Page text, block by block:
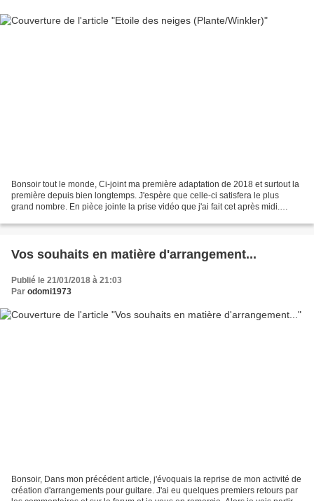
Bonsoir tout le monde, Ci-joint ma première adaptation de 2018 et surtout la
première depuis bien longtemps. J'espère que celle-ci satisfera le plus
grand nombre. En pièce jointe la prise vidéo que j'ai fait cet après midi.
Vos souhaits en matière d'arrangement...
Publié le 21/01/2018 à 21:03
Par odomi1973
Bonsoir, Dans mon précédent article, j'évoquais la reprise de mon activité de
création d'arrangements pour guitare. J'ai eu quelques premiers retours par